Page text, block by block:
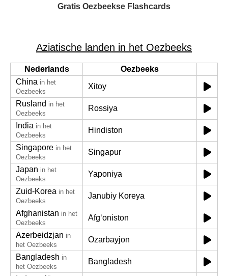
Gratis Oezbeekse Flashcards
Aziatische landen in het Oezbeeks
Nederlands
Oezbeeks
China in het
Oezbeeks
Xitoy
Rusland in het
Oezbeeks
Rossiya
India in het
Oezbeeks
Hindiston
Singapore in het
Oezbeeks
Singapur
Japan in het
Oezbeeks
Yaponiya
Zuid-Korea in het
Oezbeeks
Janubiy Koreya
Afghanistan in het
Oezbeeks
Afgʻoniston
Azerbeidzjan in
het Oezbeeks
Ozarbayjon
Bangladesh in
het Oezbeeks
Bangladesh